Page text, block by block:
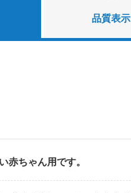
品質表示
赤ちゃん用です。